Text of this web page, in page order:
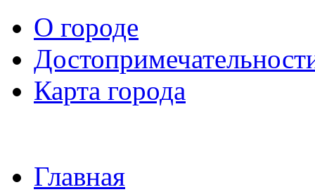
О городе
Карта города
Главная